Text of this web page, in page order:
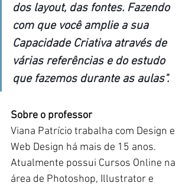
dos layout, das fontes. Fazendo
com que você amplie a sua
Capacidade Criativa através de
várias referências e do estudo
que fazemos durante as aulas".
Sobre o professor
Viana Patrício trabalha com Design e
Web Design há mais de 15 anos.
Atualmente possui Cursos Online na
área de Photoshop, Illustrator e